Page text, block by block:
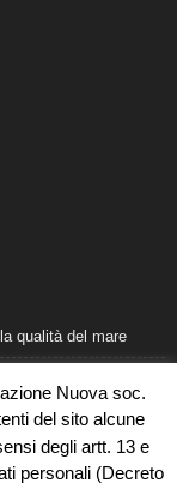
qualità del mare
veri
Nuova soc.
del sito alcune
degli artt. 13 e
personali (Decreto